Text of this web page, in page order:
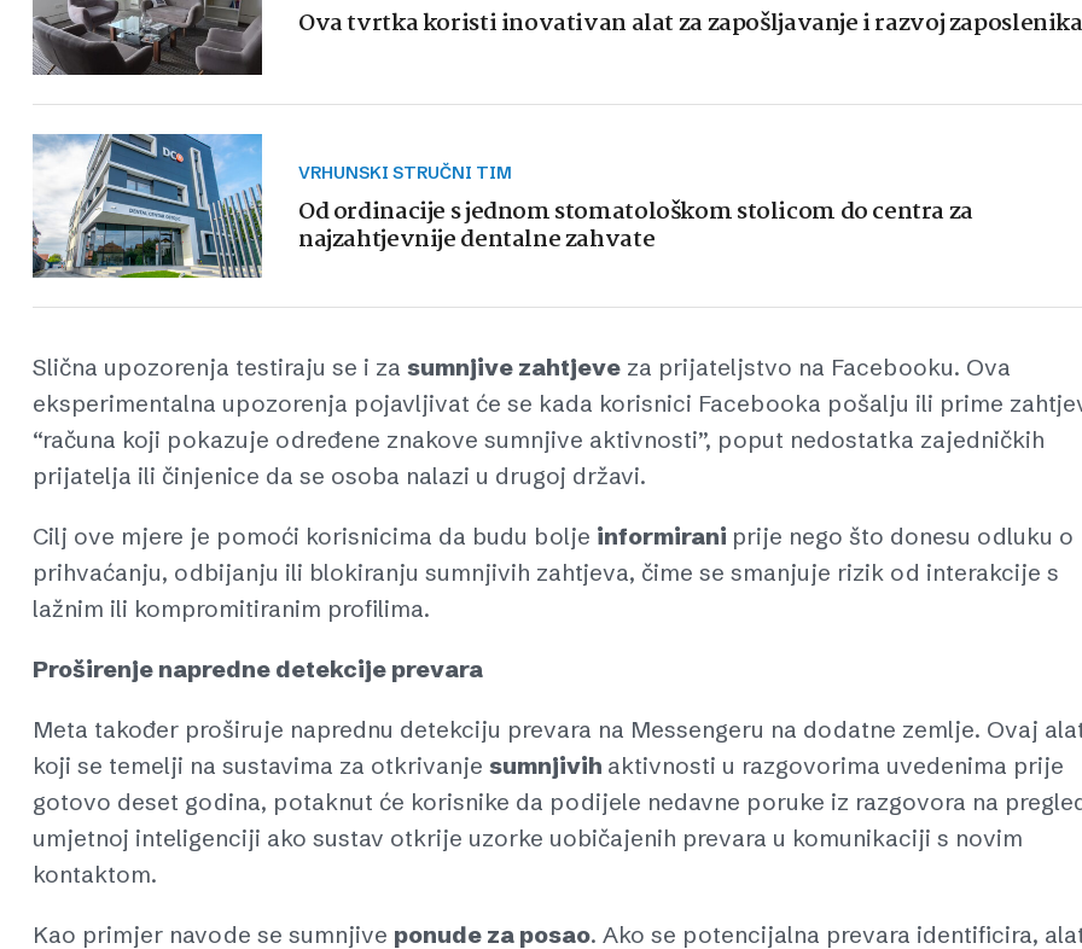
Ova tvrtka koristi inovativan alat za zapošljavanje i razvoj zaposlenika
VRHUNSKI STRUČNI TIM
Od ordinacije s jednom stomatološkom stolicom do centra za
najzahtjevnije dentalne zahvate
Slična upozorenja testiraju se i za sumnjive zahtjeve za prijateljstvo na Facebooku. Ova
eksperimentalna upozorenja pojavljivat će se kada korisnici Facebooka pošalju ili prime
“računa koji pokazuje određene znakove sumnjive aktivnosti”, poput nedostatka zajedničkih
prijatelja ili činjenice da se osoba nalazi u drugoj državi.
Cilj ove mjere je pomoći korisnicima da budu bolje informirani prije nego što donesu odluku o
prihvaćanju, odbijanju ili blokiranju sumnjivih zahtjeva, čime se smanjuje rizik od interakcije s
lažnim ili kompromitiranim profilima.
Proširenje napredne detekcije prevara
Meta također proširuje naprednu detekciju prevara na Messengeru na dodatne zemlje. Ovaj
koji se temelji na sustavima za otkrivanje sumnjivih aktivnosti u razgovorima uvedenima prije
gotovo deset godina, potaknut će korisnike da podijele nedavne poruke iz razgovora na
umjetnoj inteligenciji ako sustav otkrije uzorke uobičajenih prevara u komunikaciji s novim
kontaktom.
Kao primjer navode se sumnjive ponude za posao. Ako se potencijalna prevara identificira,